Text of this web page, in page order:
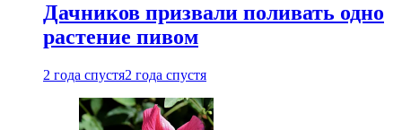
Дачников призвали поливать одно
растение пивом
2 года спустя2 года спустя